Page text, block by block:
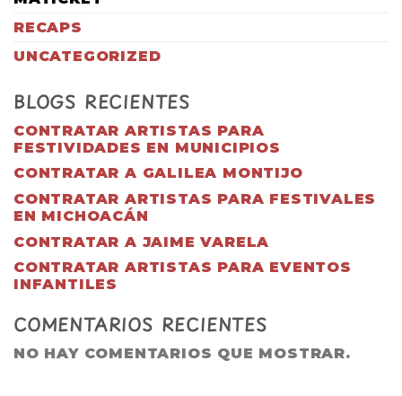
RECAPS
UNCATEGORIZED
BLOGS RECIENTES
CONTRATAR ARTISTAS PARA
FESTIVIDADES EN MUNICIPIOS
CONTRATAR A GALILEA MONTIJO
CONTRATAR ARTISTAS PARA FESTIVALES
EN MICHOACÁN
CONTRATAR A JAIME VARELA
CONTRATAR ARTISTAS PARA EVENTOS
INFANTILES
COMENTARIOS RECIENTES
NO HAY COMENTARIOS QUE MOSTRAR.